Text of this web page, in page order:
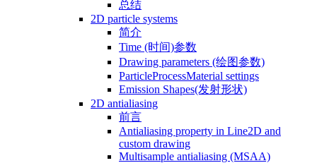
总结
2D particle systems
简介
Time (时间)参数
Drawing parameters (绘图参数)
ParticleProcessMaterial settings
Emission Shapes(发射形状)
2D antialiasing
前言
Antialiasing property in Line2D and
custom drawing
Multisample antialiasing (MSAA)